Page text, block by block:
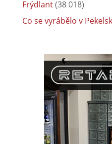
Frýdlant(38 018)
Co se vyrábělo v